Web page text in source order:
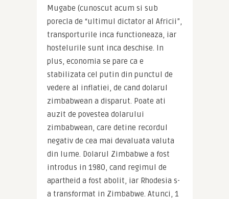
Mugabe (cunoscut acum si sub
porecla de “ultimul dictator al Africii”,
transporturile inca functioneaza, iar
hostelurile sunt inca deschise. In
plus, economia se pare ca e
stabilizata cel putin din punctul de
vedere al inflatiei, de cand dolarul
zimbabwean a disparut. Poate ati
auzit de povestea dolarului
zimbabwean, care detine recordul
negativ de cea mai devaluata valuta
din lume. Dolarul Zimbabwe a fost
introdus in 1980, cand regimul de
apartheid a fost abolit, iar Rhodesia s-
a transformat in Zimbabwe. Atunci, 1